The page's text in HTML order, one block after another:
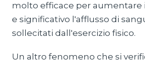
molto efficace per aumentare
e significativo l'afflusso di
sollecitati dall'esercizio fisico.
Un altro fenomeno che si